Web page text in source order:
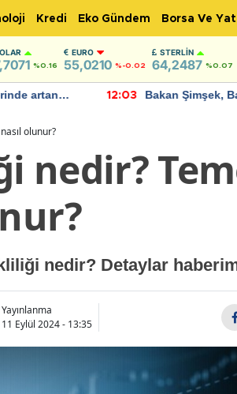
Kredi Eko Gündem Borsa Ve
%0.16
EURO
55,0210 %-0.02
STERLIN
64,2487 %0.07
Havalimanı
11:56
Akaryakıt
olunur?
nedir?
nedir? Detaylar
Yayınlanma
11 Eylül 2024 - 13:35